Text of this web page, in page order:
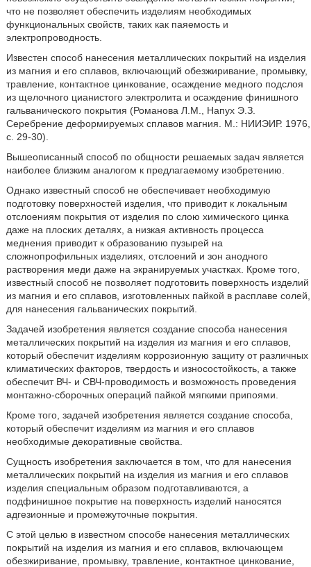
что не позволяет обеспечить изделиям необходимых
функциональных свойств, таких как паяемость и
электропроводность.
Известен способ нанесения металлических покрытий на изделия
из магния и его сплавов, включающий обезжиривание, промывку,
травление, контактное цинкование, осаждение медного подслоя
из щелочного цианистого электролита и осаждение финишного
гальванического покрытия (Романова Л.М., Напух Э.З.
Серебрение деформируемых сплавов магния. М.: НИИЭИР. 1976,
с. 29-30).
Вышеописанный способ по общности решаемых задач является
наиболее близким аналогом к предлагаемому изобретению.
Однако известный способ не обеспечивает необходимую
подготовку поверхностей изделия, что приводит к локальным
отслоениям покрытия от изделия по слою химического цинка
даже на плоских деталях, а низкая активность процесса
меднения приводит к образованию пузырей на
сложнопрофильных изделиях, отслоений и зон анодного
растворения меди даже на экранируемых участках. Кроме того,
известный способ не позволяет подготовить поверхность изделий
из магния и его сплавов, изготовленных пайкой в расплаве солей,
для нанесения гальванических покрытий.
Задачей изобретения является создание способа нанесения
металлических покрытий на изделия из магния и его сплавов,
который обеспечит изделиям коррозионную защиту от различных
климатических факторов, твердость и износостойкость, а также
обеспечит ВЧ- и СВЧ-проводимость и возможность проведения
монтажно-сборочных операций пайкой мягкими припоями.
Кроме того, задачей изобретения является создание способа,
который обеспечит изделиям из магния и его сплавов
необходимые декоративные свойства.
Сущность изобретения заключается в том, что для нанесения
металлических покрытий на изделия из магния и его сплавов
изделия специальным образом подготавливаются, а
подфинишное покрытие на поверхность изделий наносятся
адгезионные и промежуточные покрытия.
С этой целью в известном способе нанесения металлических
покрытий на изделия из магния и его сплавов, включающем
обезжиривание, промывку, травление, контактное цинкование,